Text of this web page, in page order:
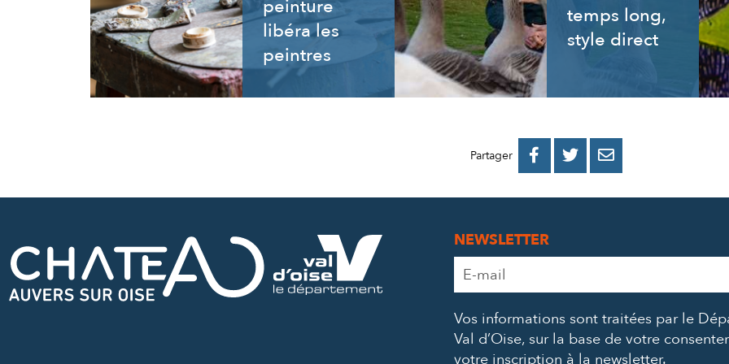
peinture
libéra les
peintres
temps long,
style direct
Partager 
PARTAGER
PARTAGER
PARTAGER
NEWSLETTER
Adresse
e-
*
Vos informations sont traitées par le
Val d’Oise, sur la base de votre
votre inscription à la newsletter.